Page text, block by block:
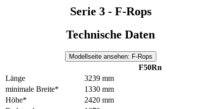
Serie 3 - F-Rops
Technische Daten
Modellseite ansehen: F-Rops
F50Rn
Länge
3239 mm
minimale Breite*
1330 mm
Höhe*
2420 mm